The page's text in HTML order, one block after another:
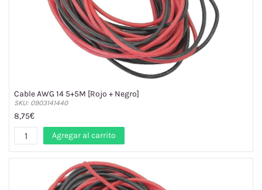
Cable AWG 14 5+5M [Rojo + Negro]
SKU: 0903141440
8,75€
Agregar al carrito